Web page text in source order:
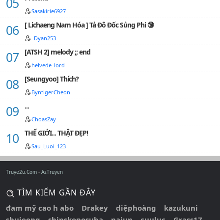
Sasakirie6927
[ Lichaeng Nam Hóa ] Tả Đô Đốc Sủng Phi 🔞
_Dyan253
[ATSH 2] melody ;; end
helvede_lord
[Seungyoo] Thích?
ByntigerCheon
...
ChoasZay
THẾ GIỚI... THẬT ĐẸP!
Sau_Luoi_123
Truye2u.Com AzTruyen
TÌM KIẾM GẦN ĐÂY
đam mỹ cao h abo Drakey diệphoàng
kazukuni